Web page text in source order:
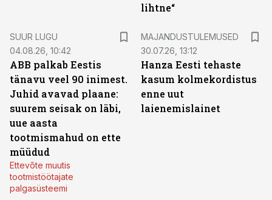
lihtne“
SUUR LUGU
04.08.26, 10:42
ABB palkab Eestis
tänavu veel 90 inimest.
Juhid avavad plaane:
suurem seisak on läbi,
uue aasta
tootmismahud on ette
müüdud
Ettevõte muutis
tootmistöötajate
palgasüsteemi
MAJANDUSTULEMUSED
30.07.26, 13:12
Hanza Eesti tehaste
kasum kolmekordistus
enne uut
laienemislainet